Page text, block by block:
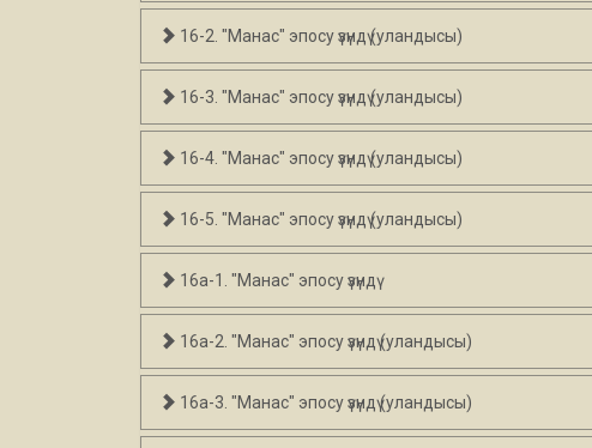
16-2. "Манас" эпосу үзүндү (уландысы)
16-3. "Манас" эпосу үзүндү (уландысы)
16-4. "Манас" эпосу үзүндү (уландысы)
16-5. "Манас" эпосу үзүндү (уландысы)
16а-1. "Манас" эпосу үзүндү
16а-2. "Манас" эпосу үзүндү (уландысы)
16а-3. "Манас" эпосу үзүндү (уландысы)